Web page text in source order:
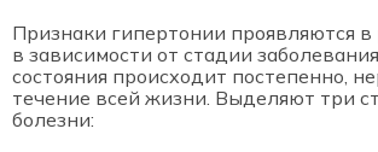
Признаки гипертонии проявляются в
в зависимости от стадии
состояния происходит постепенно,
течение всей жизни. Выделяют три
болезни: